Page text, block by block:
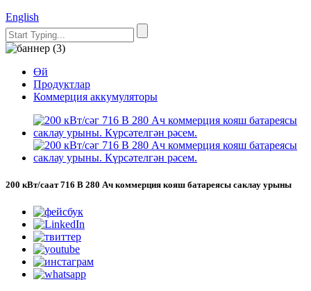
English
Өй
Продуктлар
Коммерция аккумуляторы
200 кВт/саат 716 В 280 Ач коммерция кояш батареясы саклау урыны